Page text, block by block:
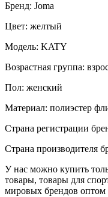
Бренд: Joma
Цвет: желтый
Модель: KATY
Возрастная группа:
Пол: женский
Материал: полиэстер
Страна регистрации
Страна производителя
У нас можно купить
товары, товары для
мировых брендов оптом